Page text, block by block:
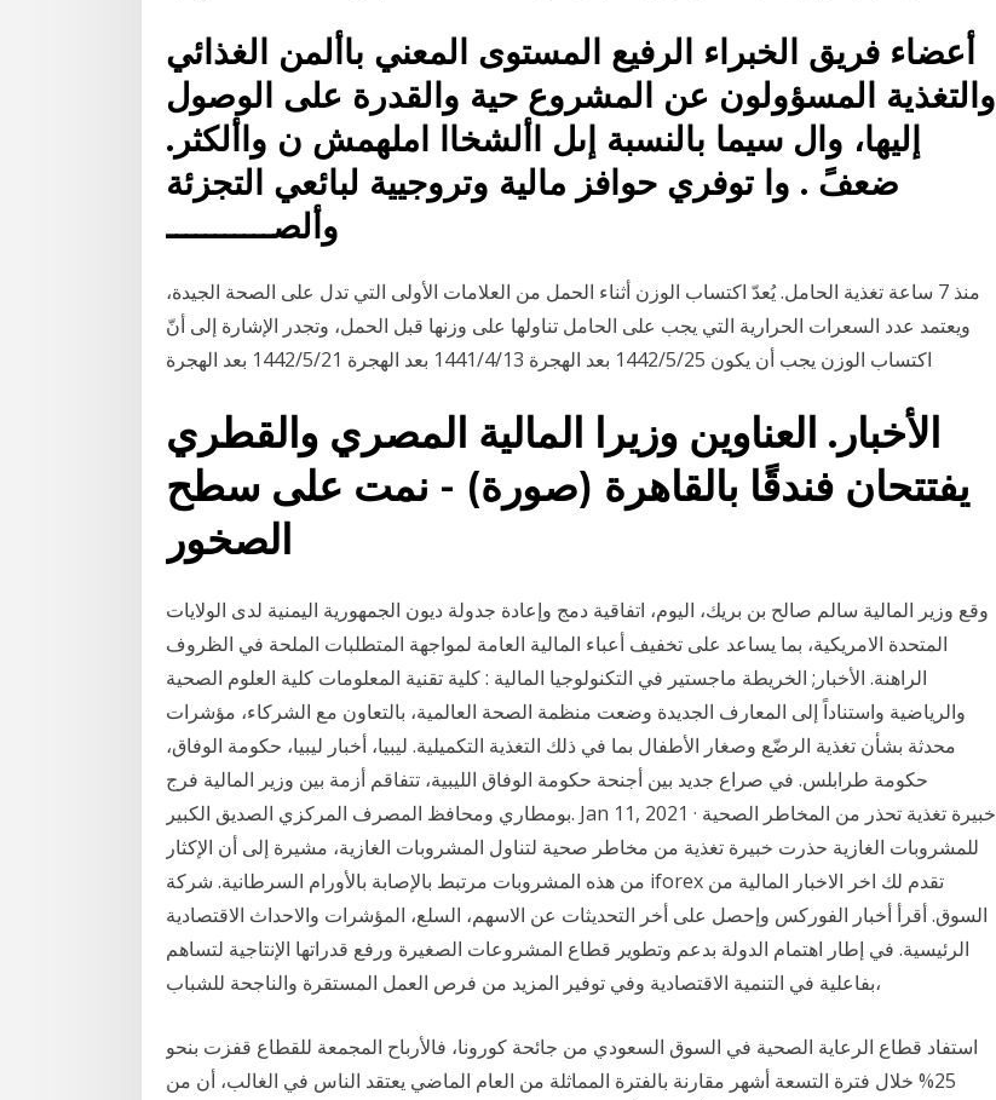
أعضاء فريق الخبراء الرفيع المستوى المعني باألمن الغذائي
والتغذية المسؤولون عن المشروع حية والقدرة على الوصول
إليها، وال سيما بالنسبة إىل األشخاا املهمش ن واألكثر.
ضعفً . وا توفري حوافز مالية وتروجيية لبائعي التجزئة
وألصـــــــــــ
منذ 7 ساعة تغذية الحامل. يُعدّ اكتساب الوزن أثناء الحمل من العلامات الأولى التي تدل على الصحة الجيدة،
ويعتمد عدد السعرات الحرارية التي يجب على الحامل تناولها على وزنها قبل الحمل، وتجدر الإشارة إلى أنّ
اكتساب الوزن يجب أن يكون 25‏‏/5‏‏/1442 بعد الهجرة 13‏‏/4‏‏/1441 بعد الهجرة 21‏‏/5‏‏/1442 بعد الهجرة
الأخبار. العناوين وزيرا المالية المصري والقطري
يفتتحان فندقًا بالقاهرة (صورة) - نمت على سطح
الصخور
وقع وزير المالية سالم صالح بن بريك، اليوم، اتفاقية دمج وإعادة جدولة ديون الجمهورية اليمنية لدى الولايات
المتحدة الامريكية، بما يساعد على تخفيف أعباء المالية العامة لمواجهة المتطلبات الملحة في الظروف
الراهنة. الأخبار; الخريطة ماجستير في التكنولوجيا المالية : كلية تقنية المعلومات كلية العلوم الصحية
والرياضية واستناداً إلى المعارف الجديدة وضعت منظمة الصحة العالمية، بالتعاون مع الشركاء، مؤشرات
محدثة بشأن تغذية الرضّع وصغار الأطفال بما في ذلك التغذية التكميلية. ليبيا، أخبار ليبيا، حكومة الوفاق،
حكومة طرابلس. في صراع جديد بين أجنحة حكومة الوفاق الليبية، تتفاقم أزمة بين وزير المالية فرج
بومطاري ومحافظ المصرف المركزي الصديق الكبير. Jan 11, 2021 · خبيرة تغذية تحذر من المخاطر الصحية
للمشروبات الغازية حذرت خبيرة تغذية من مخاطر صحية لتناول المشروبات الغازية، مشيرة إلى أن الإكثار
من هذه المشروبات مرتبط بالإصابة بالأورام السرطانية. شركة iforex تقدم لك اخر الاخبار المالية من
السوق. أقرأ أخبار الفوركس وإحصل على أخر التحديثات عن الاسهم، السلع، المؤشرات والاحداث الاقتصادية
الرئيسية. في إطار اهتمام الدولة بدعم وتطوير قطاع المشروعات الصغيرة ورفع قدراتها الإنتاجية لتساهم
بفاعلية في التنمية الاقتصادية وفي توفير المزيد من فرص العمل المستقرة والناجحة للشباب،
استفاد قطاع الرعاية الصحية في السوق السعودي من جائحة كورونا، فالأرباح المجمعة للقطاع قفزت بنحو
25% خلال فترة التسعة أشهر مقارنة بالفترة المماثلة من العام الماضي يعتقد الناس في الغالب، أن من